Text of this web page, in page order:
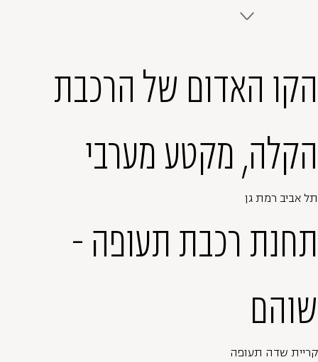
הקו האדום של הרכבת
הקלה, מקטע מערבי
תל אביב רמת גן
תחנת רכבת תעופה -
שוהם
קריית שדה תעופה